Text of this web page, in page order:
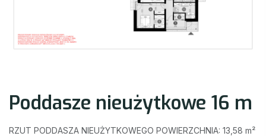
Poddasze nieużytkowe 16 m
RZUT PODDASZA NIEUŻYTKOWEGO POWIERZCHNIA: 13,58 m²